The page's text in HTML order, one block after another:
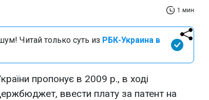
1 мин
Читай только суть из РБК-Украина в
пропонує в 2009 р., в ході
ввести плату за патент на